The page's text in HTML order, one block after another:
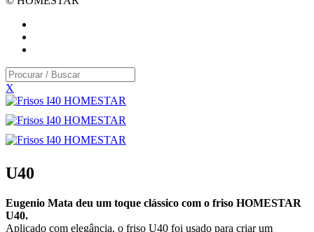
X
U40
Eugenio Mata deu um toque clássico com o friso HOMESTAR
U40.
Aplicado com elegância, o friso U40 foi usado para criar um